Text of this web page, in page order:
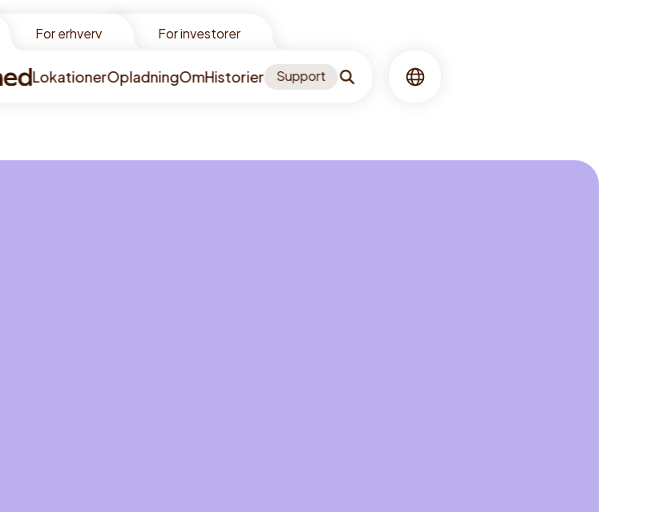
For erhverv For investorer
LokationerOpladningOmHistorier Support Søgning Sprog